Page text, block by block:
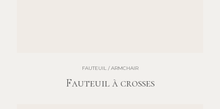
FAUTEUIL / ARMCHAIR
Fauteuil à crosses